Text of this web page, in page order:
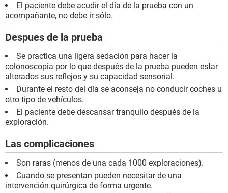
El paciente debe acudir el día de la prueba con un
acompañante, no debe ir sólo.
Despues de la prueba
Se practica una ligera sedación para hacer la
colonoscopia por lo que después de la prueba pueden estar
alterados sus reflejos y su capacidad sensorial.
Durante el resto del día se aconseja no conducir coches u
otro tipo de vehículos.
El paciente debe descansar tranquilo después de la
exploración.
Las complicaciones
Son raras (menos de una cada 1000 exploraciones).
Cuando se presentan pueden necesitar de una
intervención quirúrgica de forma urgente.